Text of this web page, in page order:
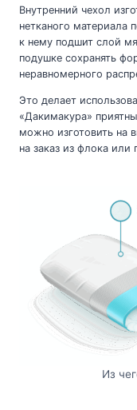
Внутренний чехол
нетканого материала
к нему подшит слой
подушке сохранять
неравномерного
Это делает
«Дакимакура»
можно изготовить на
на заказ из флока или
Из